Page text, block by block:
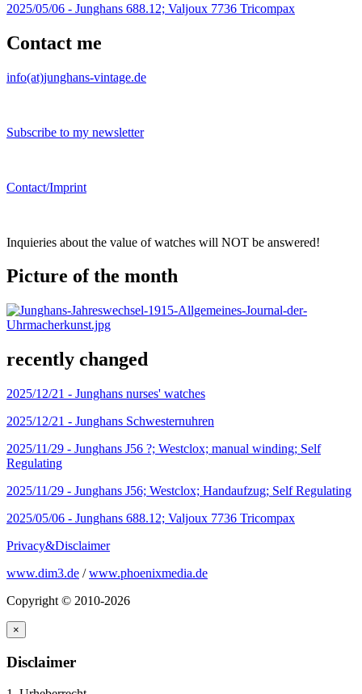
2025/05/06 - Junghans 688.12; Valjoux 7736 Tricompax
Contact me
info(at)junghans-vintage.de
Subscribe to my newsletter
Contact/Imprint
Inquieries about the value of watches will NOT be answered!
Picture of the month
recently changed
2025/12/21 - Junghans nurses' watches
2025/12/21 - Junghans Schwesternuhren
2025/11/29 - Junghans J56 ?; Westclox; manual winding; Self
Regulating
2025/11/29 - Junghans J56; Westclox; Handaufzug; Self Regulating
2025/05/06 - Junghans 688.12; Valjoux 7736 Tricompax
Privacy&Disclaimer
www.dim3.de /www.phoenixmedia.de
Copyright © 2010-2026
×
Disclaimer